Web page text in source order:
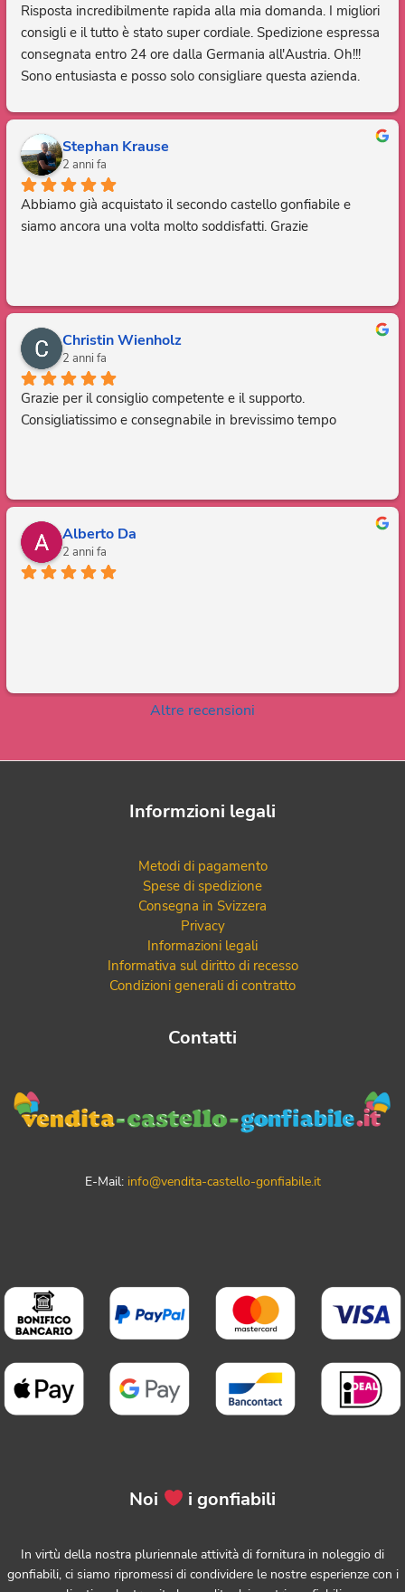
Risposta incredibilmente rapida alla mia domanda. I migliori
consigli e il tutto è stato super cordiale. Spedizione espressa
consegnata entro 24 ore dalla Germania all'Austria. Oh!!!
Sono entusiasta e posso solo consigliare questa azienda.
Stephan Krause
2 anni fa
Abbiamo già acquistato il secondo castello gonfiabile e
siamo ancora una volta molto soddisfatti. Grazie
Christin Wienholz
2 anni fa
Grazie per il consiglio competente e il supporto.
Consigliatissimo e consegnabile in brevissimo tempo
Alberto Da
2 anni fa
Altre recensioni
Informzioni legali
Metodi di pagamento
Spese di spedizione
Consegna in Svizzera
Privacy
Informazioni legali
Informativa sul diritto di recesso
Condizioni generali di contratto
Contatti
E-Mail: info@vendita-castello-gonfiabile.it
Noi i gonfiabili
In virtù della nostra pluriennale attività di fornitura in noleggio di
gonfiabili, ci siamo ripromessi di condividere le nostre esperienze con i